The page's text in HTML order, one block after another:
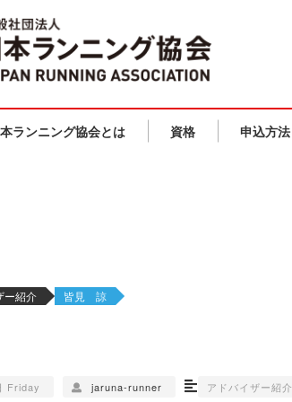
ランニング協会とは 資格 申込方法
ー紹介 皆見 諒
Friday jaruna-runner アドバイザー紹介